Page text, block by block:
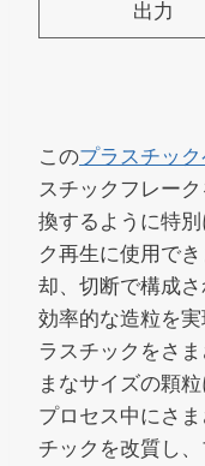
出力
このプラスチッ
スチックフレー
換するように特
ク再生に使用で
却、切断で構成さ
効率的な造粒を
ラスチックをさ
まなサイズの顆
プロセス中にさ
チックを改質し